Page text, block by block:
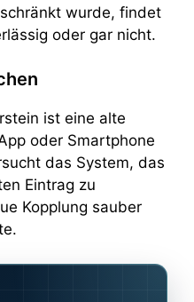
wurde, findet
oder gar nicht.
ist eine alte
oder Smartphone
das System, das
Eintrag zu
Kopplung sauber